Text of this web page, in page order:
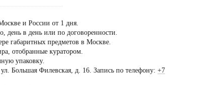
и России от 1 дня.
день в день или по договоренности.
габаритных предметов в Москве.
отобранные куратором.
упаковку.
Большая Филевская, д. 16. Запись по телефону: +7
шоурума